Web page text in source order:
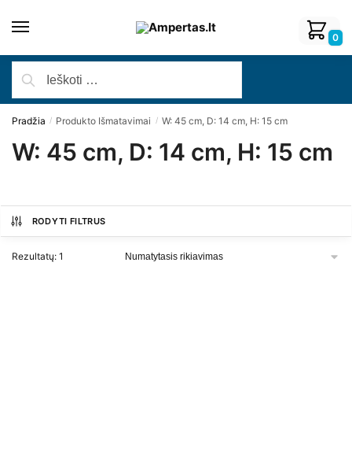
0
Pradžia / Produkto Išmatavimai / W: 45 cm, D: 14 cm, H: 15 cm
W: 45 cm, D: 14 cm, H: 15 cm
RODYTI FILTRUS
Rezultatų: 1